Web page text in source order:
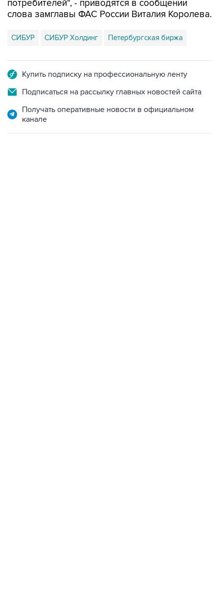
СИБУР СИБУР Холдинг Петербургская биржа
Подписаться на рассылку главных новостей сайта
Получать оперативные новости в официальном